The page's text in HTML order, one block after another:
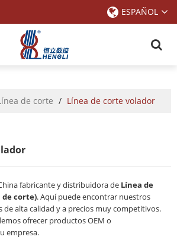
ESPAÑOL
de corte / Línea de corte volador
fabricante y distribuidora de Línea de
de corte). Aquí puede encontrar nuestros
de alta calidad y a precios muy competitivos.
ofrecer productos OEM o
empresa.